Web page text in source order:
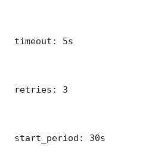
timeout: 5s
retries: 3
start_period: 30s